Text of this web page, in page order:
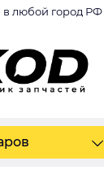
в любой город РФ